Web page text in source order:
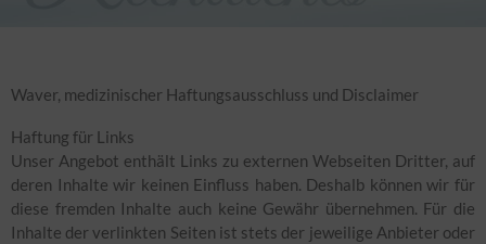
Waver, medizinischer Haftungsausschluss und Disclaimer
Haftung für Links
Unser Angebot enthält Links zu externen Webseiten Dritter, auf
deren Inhalte wir keinen Einfluss haben. Deshalb können wir für
diese fremden Inhalte auch keine Gewähr übernehmen. Für die
Inhalte der verlinkten Seiten ist stets der jeweilige Anbieter oder